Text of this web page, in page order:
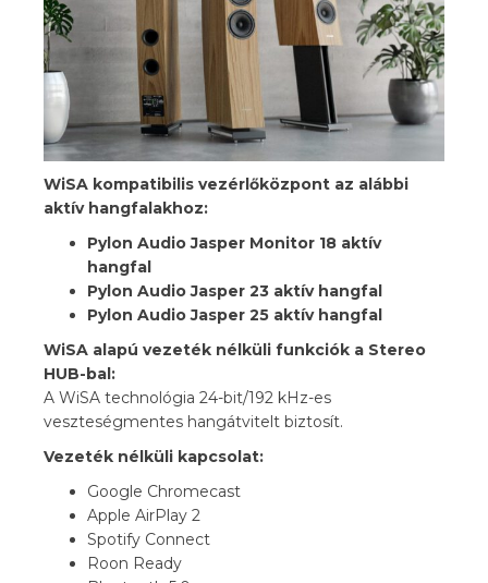
WiSA kompatibilis vezérlőközpont az alábbi
aktív hangfalakhoz:
Pylon Audio Jasper Monitor 18 aktív
hangfal
Pylon Audio Jasper 23 aktív hangfal
Pylon Audio Jasper 25 aktív hangfal
WiSA alapú vezeték nélküli funkciók a Stereo
HUB-bal:
A WiSA technológia 24-bit/192 kHz-es
veszteségmentes hangátvitelt biztosít.
Vezeték nélküli kapcsolat:
Google Chromecast
Apple AirPlay 2
Spotify Connect
Roon Ready